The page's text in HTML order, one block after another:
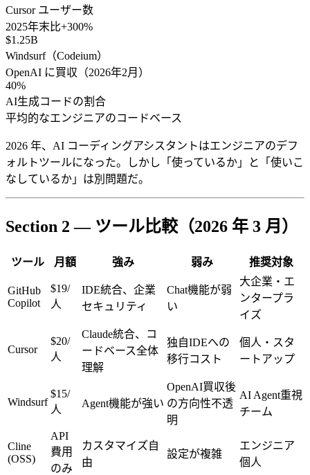
Cursor ユーザー数
2025年末比+300%
$1.25B
Windsurf（Codeium）
OpenAI に買収（2026年2月）
40%
AI生成コードの割合
平均的なエンジニアのコードベース
2026 年、AI コーディングアシスタントはエンジニアのデフ
ォルトツールになった。しかし「使っているか」と「使いこ
なしているか」は別問題だ。
Section 2 — ツール比較（2026 年 3 月）
ツール 月額 強み 弱み 推奨対象
GitHub
Copilot
$19/
人
IDE統合、企業
セキュリティ
Chat機能が弱
い
大企業・エ
ンタープラ
イズ
Cursor
$20/
人
Claude統合、コ
ードベース全体
理解
独自IDEへの
移行コスト
個人・スタ
ートアップ
Windsurf
$15/
人
Agent機能が強い
OpenAI買収後
の方向性不透
明
AI Agent重視
チーム
Cline
(OSS)
API
費用
のみ
カスタマイズ自
由
設定が複雑
エンジニア
個人